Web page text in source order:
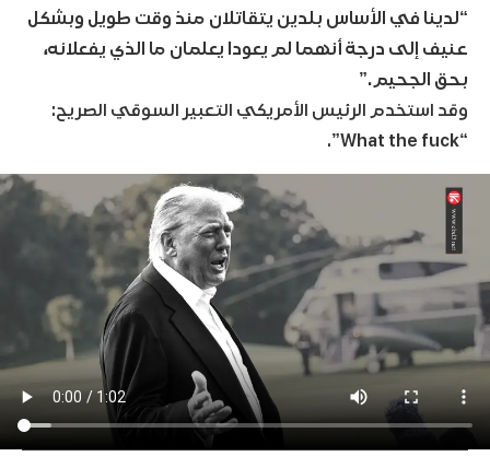
“لدينا في الأساس بلدين يتقاتلان منذ وقت طويل وبشكل
عنيف إلى درجة أنهما لم يعودا يعلمان ما الذي يفعلانه،
بحق الجحيم.”
وقد استخدم الرئيس الأمريكي التعبير السوقي الصريح:
“What the fuck”
.